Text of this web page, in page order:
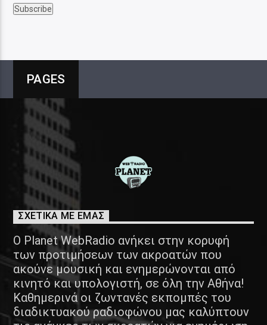
PAGES
ΣΧΕΤΙΚΑ ΜΕ ΕΜΑΣ
Ο Planet WebRadio ανήκει στην κορυφή
των προτιμήσεων των ακροατών που
ακούνε μουσική και ενημερώνονται από
κινητό και υπολογιστή, σε όλη την Αθήνα!
Καθημερινά οι ζωντανές εκπομπές του
διαδικτυακού ραδιοφώνου μας καλύπτουν